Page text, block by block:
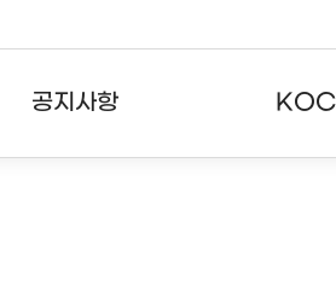
공지사항